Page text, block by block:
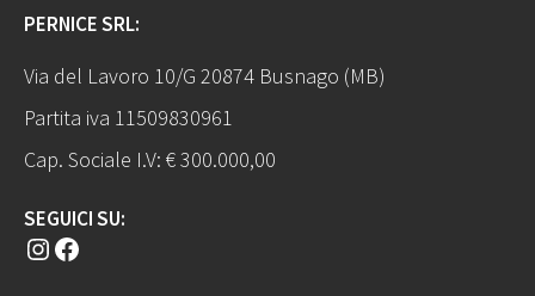
PERNICE SRL:
Via del Lavoro 10/G 20874 Busnago (MB)
Partita iva 11509830961
Cap. Sociale I.V: € 300.000,00
SEGUICI SU:
Instagram Facebook